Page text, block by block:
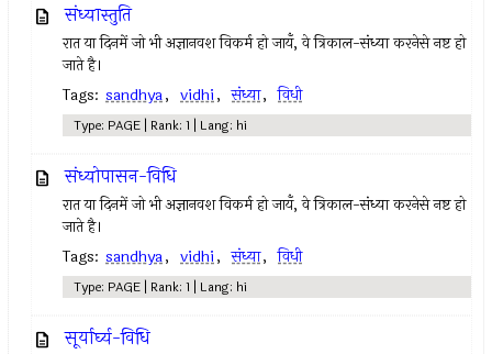
संध्यास्तुति
रात या दिनमें जो भी अज्ञानवश विकर्म हो जायँ, वे त्रिकाल-संध्या करनेसे नष्ट हो
जाते है।
Tags: sandhya, vidhi, संध्या, विधी
Type: PAGE | Rank: 1 | Lang: hi
संध्योपासन-विधि
रात या दिनमें जो भी अज्ञानवश विकर्म हो जायँ, वे त्रिकाल-संध्या करनेसे नष्ट हो
जाते है।
Tags: sandhya, vidhi, संध्या, विधी
Type: PAGE | Rank: 1 | Lang: hi
सूर्यार्घ्य-विधि